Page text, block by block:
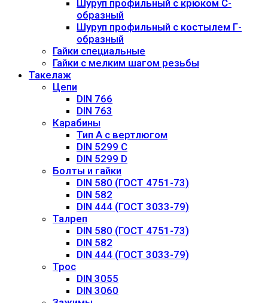
Шуруп профильный с крюком С-
образный
Шуруп профильный с костылем Г-
образный
Гайки специальные
Гайки с мелким шагом резьбы
Такелаж
Цепи
DIN 766
DIN 763
Карабины
Тип А с вертлюгом
DIN 5299 С
DIN 5299 D
Болты и гайки
DIN 580 (ГОСТ 4751-73)
DIN 582
DIN 444 (ГОСТ 3033-79)
Талреп
DIN 580 (ГОСТ 4751-73)
DIN 582
DIN 444 (ГОСТ 3033-79)
Трос
DIN 3055
DIN 3060